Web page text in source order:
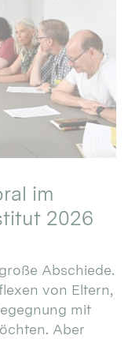
im
2026
Abschiede.
von Eltern,
mit
Aber